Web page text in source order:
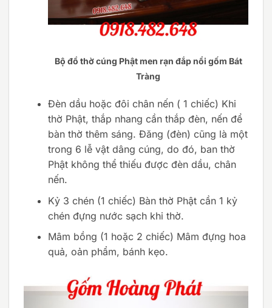
Bộ đồ thờ cúng Phật men rạn đắp nổi gốm Bát
Tràng
Đèn dầu hoặc đôi chân nến ( 1 chiếc) Khi
thờ Phật, thắp nhang cần thắp đèn, nến để
bàn thờ thêm sáng. Đăng (đèn) cũng là một
trong 6 lễ vật dâng cúng, do đó, ban thờ
Phật không thể thiếu được đèn dầu, chân
nến.
Kỷ 3 chén (1 chiếc) Bàn thờ Phật cần 1 kỷ
chén đựng nước sạch khi thờ.
Mâm bồng (1 hoặc 2 chiếc) Mâm đựng hoa
quả, oản phẩm, bánh kẹo.